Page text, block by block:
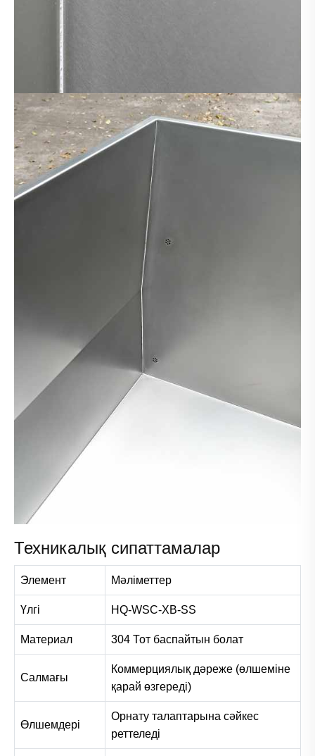
Техникалық сипаттамалар
Элемент Мәліметтер
Үлгі HQ-WSC-XB-SS
Материал 304 Тот баспайтын болат
Салмағы
Коммерциялық дәреже (өлшеміне
қарай өзгереді)
Өлшемдері
Орнату талаптарына сәйкес
реттеледі